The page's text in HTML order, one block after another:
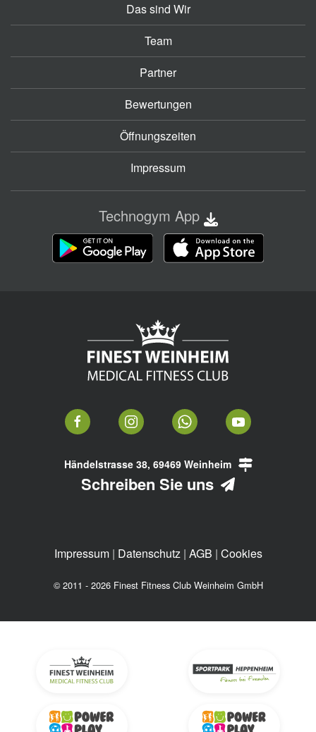
Das sind Wir
Team
Partner
Bewertungen
Öffnungszeiten
Impressum
Technogym App
Händelstrasse 38, 69469 Weinheim
Schreiben Sie uns
Impressum| Datenschutz| AGB | Cookies
© 2011 - 2026 Finest Fitness Club Weinheim GmbH